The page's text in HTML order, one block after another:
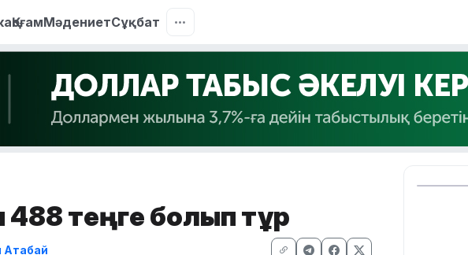
ҚоғамМәдениетСұқбат
488 теңге болып тұр
Атабай